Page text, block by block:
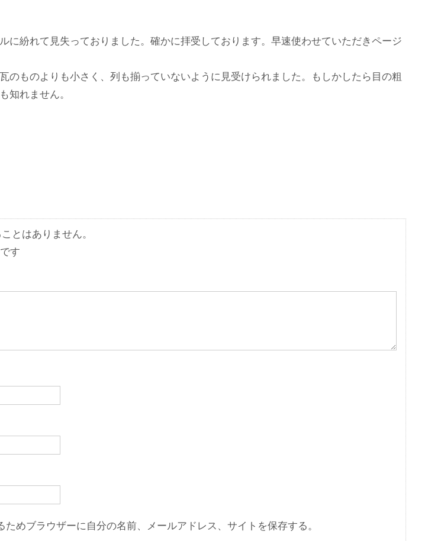
に紛れて見失っておりました。確かに拝受しております。早速使わせていただきページ
のものよりも小さく、列も揃っていないように見受けられました。もしかしたら目の粗
知れません。
とはありません。
す
めブラウザーに自分の名前、メールアドレス、サイトを保存する。